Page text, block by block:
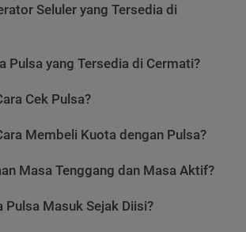
Seluler yang Tersedia di
Pulsa yang Tersedia di Cermati?
Cek Pulsa?
Membeli Kuota dengan Pulsa?
Masa Tenggang dan Masa Aktif?
Pulsa Masuk Sejak Diisi?